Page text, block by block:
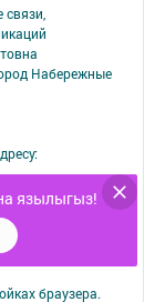
язылыгыз!
связи,
Набережные
сервисов и
браузера.